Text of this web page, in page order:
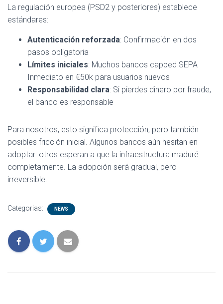
La regulación europea (PSD2 y posteriores) establece
estándares:
Autenticación reforzada: Confirmación en dos
pasos obligatoria
Límites iniciales: Muchos bancos capped SEPA
Inmediato en €50k para usuarios nuevos
Responsabilidad clara: Si pierdes dinero por fraude,
el banco es responsable
Para nosotros, esto significa protección, pero también
posibles fricción inicial. Algunos bancos aún hesitan en
adoptar: otros esperan a que la infraestructura maduré
completamente. La adopción será gradual, pero
irreversible.
Categorias: NEWS